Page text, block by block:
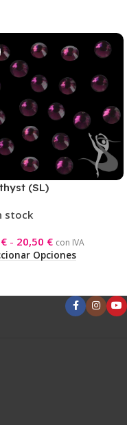
(SL)
stock
€ - 20,50 € con IVA
Opciones